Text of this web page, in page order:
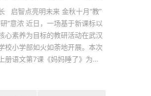
启智点亮明未来 金秋十月“教”
”意浓 近日，一场基于新课标以
心素养为目标的教研活动在武汉
校小学部如火如荼地开展。本次
册语文第7课《妈妈睡了》为…